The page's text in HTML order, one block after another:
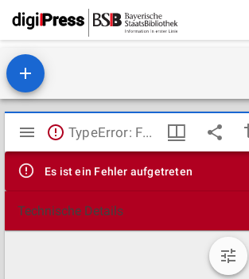
Mirador
Viewer
TypeError: Failed to fetch
Es ist ein Fehler aufgetreten
Technische Details